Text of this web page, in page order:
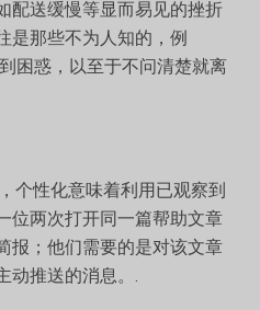
配送缓慢等显而易见的挫折
是那些不为人知的，例
困惑，以至于不问清楚就离
个性化意味着利用已观察到
位两次打开同一篇帮助文章
报；他们需要的是对该文章
推送的消息。.